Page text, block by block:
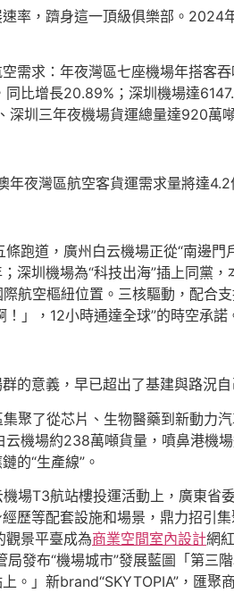
率，躋身這一頂級俱樂部。2024
需求：年夜灣區七座機場年搭客
比增長20.89%；深圳機場達
深圳三年夜機場貨運總量達920萬
夜灣區航空客貨運需求量將達
跑道，廣州白云機場正從“南邊
深圳機場為“科技出海”插上同黨
航空樞紐位置。三核驅動，配合
」，12小時通達全球”的時空承諾
的意義，早已超出了基建與路況
聚了從芯片、生物醫藥到新動力
機場約238萬噸貨量，噴鼻港機
的“生產線”。
場T3航站樓投運活動上，廣東
歷等配套設施和場景，鼎力招引
觀景平臺成為商業空間室內設計網
局發布“機場城市”發展藍圖「第
。」新brand“SKYTOPIA”，匯聚商